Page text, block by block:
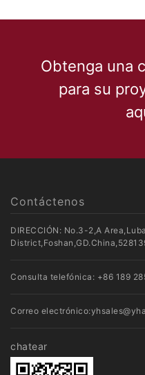
Obtenga una
para su
Contáctenos
DIRECCIÓN: No.3-2,A
Consulta telefónica: +86 189
Correo electrónico:
chatear